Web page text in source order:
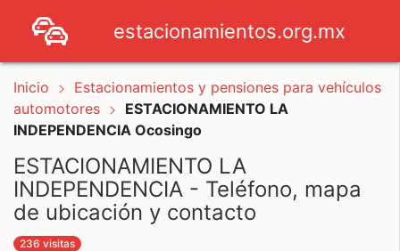
estacionamientos.org.mx
Inicio
Estacionamientos y pensiones para vehículos
automotores
ESTACIONAMIENTO LA
INDEPENDENCIA Ocosingo
ESTACIONAMIENTO LA
INDEPENDENCIA - Teléfono, mapa
de ubicación y contacto
236 visitas